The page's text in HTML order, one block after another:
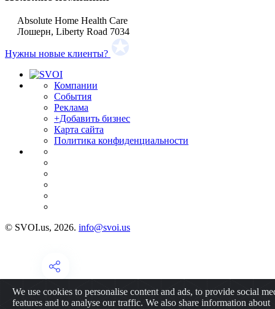
Absolute Home Health Care
Лошерн, Liberty Road 7034
Нужны новые клиенты?
Компании
События
Реклама
+Добавить бизнес
Карта сайта
Политика конфиденциальности
© SVOI.us, 2026. info@svoi.us
We use cookies to personalise content and ads, to provide social
features and to analyse our traffic. We also share information about